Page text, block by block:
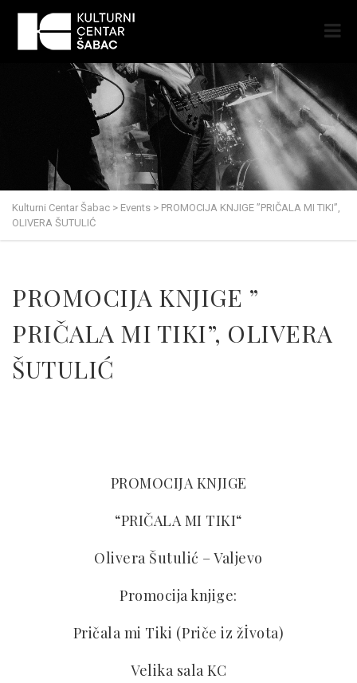
Kulturni Centar Šabac > Events > PROMOCIJA KNJIGE ​”​PRIČALA MI TIKI​”​,
OLIVERA ŠUTULIĆ
PROMOCIJA KNJIGE ​”​
PRIČALA MI TIKI​”​, OLIVERA
ŠUTULIĆ
PROMOCIJA KNJIGE
“PRIČALA MI TIKI“
Olivera Šutulić – Valjevo
Promocija knjige:
Pričala mi Tiki (Pričeiz žİvota)
Velika sala KC